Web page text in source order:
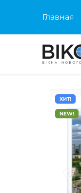
Главная
ХИТ!
NEW!